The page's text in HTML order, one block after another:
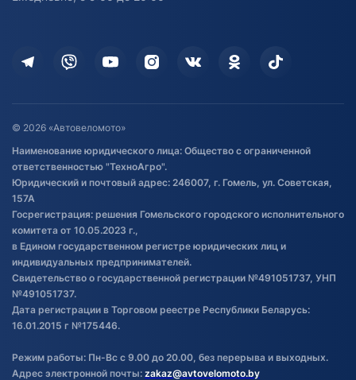
Доставка
Дополнительные услуги
Оставить отзыв
Договор публичной оферты
Обработка файлов cookie
Постановка транспорта на учет
Обновления в ЭПТС 2024
Здоровье
© 2026 «Автовеломото»
Наименование юридического лица: Общество с ограниченной
ответственностью "ТехноАгро".
Юридический и почтовый адрес: 246007, г. Гомель, ул. Советская,
157А
Госрегистрация: решения Гомельского городского исполнительного
комитета от 10.05.2023 г.,
в Едином государственном регистре юридических лиц и
индивидуальных предпринимателей.
Свидетельство о государственной регистрации №491051737, УНП
№491051737.
Дата регистрации в Торговом реестре Республики Беларусь:
16.01.2015 г №175446.
Режим работы: Пн-Вс с 9.00 до 20.00, без перерыва и выходных.
Адрес электронной почты: zakaz@avtovelomoto.by